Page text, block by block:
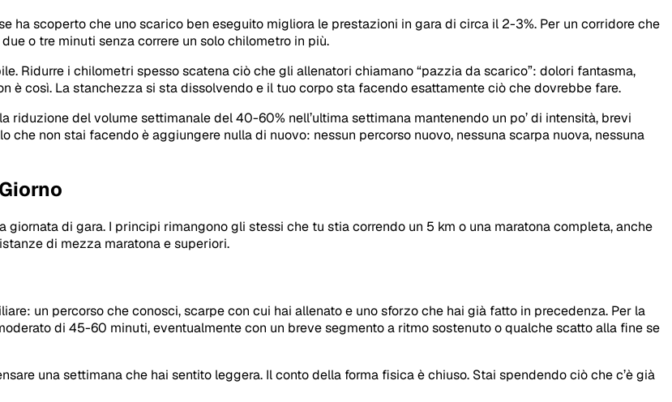
ha scoperto che uno scarico ben eseguito migliora le prestazioni in gara di circa il 2-3%. Per un corridore che
o tre minuti senza correre un solo chilometro in più.
Ridurre i chilometri spesso scatena ciò che gli allenatori chiamano “pazzia da scarico”: dolori fantasma,
è così. La stanchezza si sta dissolvendo e il tuo corpo sta facendo esattamente ciò che dovrebbe fare.
del volume settimanale del 40-60% nell’ultima settimana mantenendo un po’ di intensità, brevi
che non stai facendo è aggiungere nulla di nuovo: nessun percorso nuovo, nessuna scarpa nuova, nessuna
di gara. I principi rimangono gli stessi che tu stia correndo un 5 km o una maratona completa, anche
di mezza maratona e superiori.
un percorso che conosci, scarpe con cui hai allenato e uno sforzo che hai già fatto in precedenza. Per la
di 45-60 minuti, eventualmente con un breve segmento a ritmo sostenuto o qualche scatto alla fine se
una settimana che hai sentito leggera. Il conto della forma fisica è chiuso. Stai spendendo ciò che c’è già